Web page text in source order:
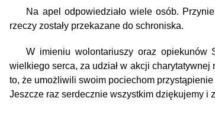
Na apel odpowiedziało wiele osób.
rzeczy zostały przekazane do schroniska.
W imieniu wolontariuszy oraz opiekunów
wielkiego serca, za udział w akcji
to, że umożliwili swoim pociechom
Jeszcze raz serdecznie wszystkim dziękujemy i